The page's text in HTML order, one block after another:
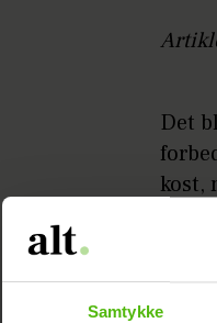
Samtykke
Det
kost,